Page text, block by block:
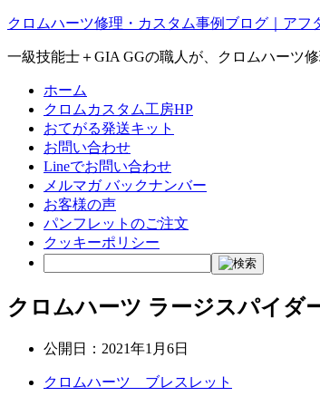
クロムハーツ修理・カスタム事例ブログ｜アフ
一級技能士＋GIA GGの職人が、クロムハーツ
ホーム
クロムカスタム工房HP
おてがる発送キット
お問い合わせ
Lineでお問い合わせ
メルマガ バックナンバー
お客様の声
パンフレットのご注文
クッキーポリシー
クロムハーツ ラージスパイダ
公開日： 2021年1月6日
クロムハーツ ブレスレット